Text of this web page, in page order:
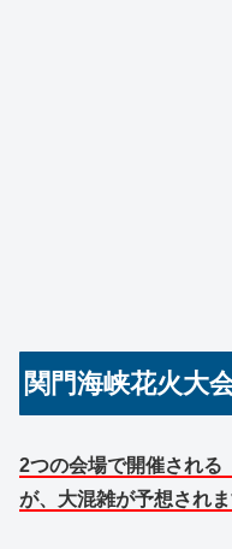
関門海峡花火大
2つの会場で開催される
が、大混雑が予想され